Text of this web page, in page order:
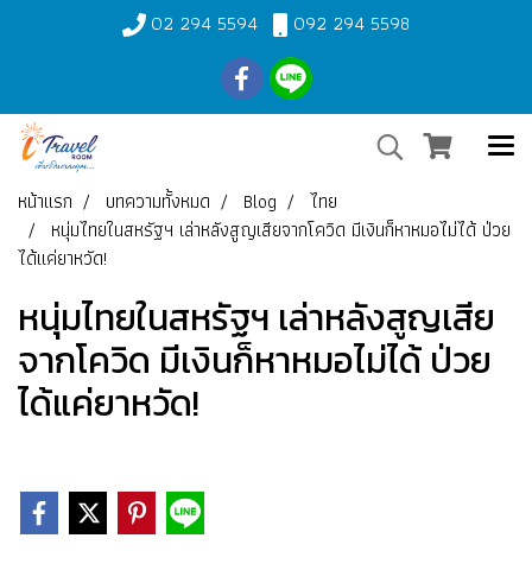
02 294 5594 092 294 5598
หน้าแรก บทความทั้งหมด Blog
ไทย
หนุ่มไทยในสหรัฐฯ เล่าหลังสูญเสียจากโควิด มีเงินก็หาหมอไม่ได้ ป่วย
ได้แค่ยาหวัด!
หนุ่มไทยในสหรัฐฯ เล่าหลังสูญเสีย
จากโควิด มีเงินก็หาหมอไม่ได้ ป่วย
ได้แค่ยาหวัด!